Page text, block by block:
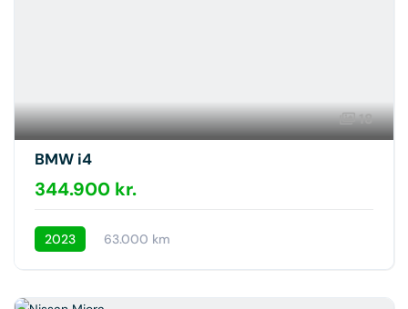
18
BMW i4
344.900 kr.
2023 63.000 km